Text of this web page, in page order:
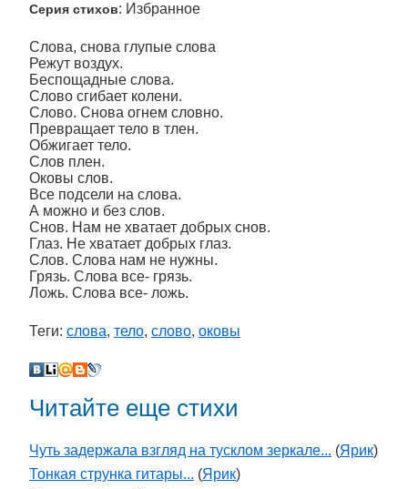
Серия стихов: Избранное
Слова, снова глупые слова
Режут воздух.
Беспощадные слова.
Слово сгибает колени.
Слово. Снова огнем словно.
Превращает тело в тлен.
Обжигает тело.
Слов плен.
Оковы слов.
Все подсели на слова.
А можно и без слов.
Снов. Нам не хватает добрых снов.
Глаз. Не хватает добрых глаз.
Слов. Слова нам не нужны.
Грязь. Слова все- грязь.
Ложь. Слова все- ложь.
Теги: слова, тело, слово, оковы
Читайте еще стихи
Чуть задержала взгляд на тусклом зеркале... (Ярик)
Тонкая струнка гитары... (Ярик)